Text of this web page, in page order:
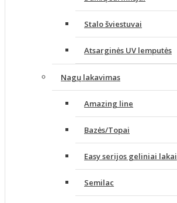
Stalo šviestuvai
Atsarginės UV lemputės
Nagų lakavimas
Amazing line
Bazės/Topai
Easy serijos geliniai lakai
Semilac